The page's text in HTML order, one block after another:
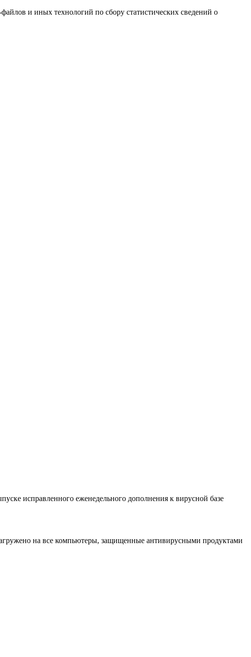
и иных технологий по сбору статистических сведений о
исправленного еженедельного дополнения к вирусной базе
на все компьютеры, защищенные антивирусными продуктами